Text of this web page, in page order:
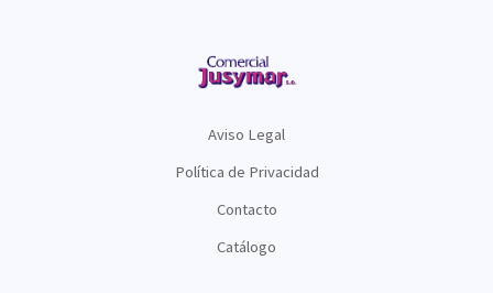
Aviso Legal
Política de Privacidad
Contacto
Catálogo